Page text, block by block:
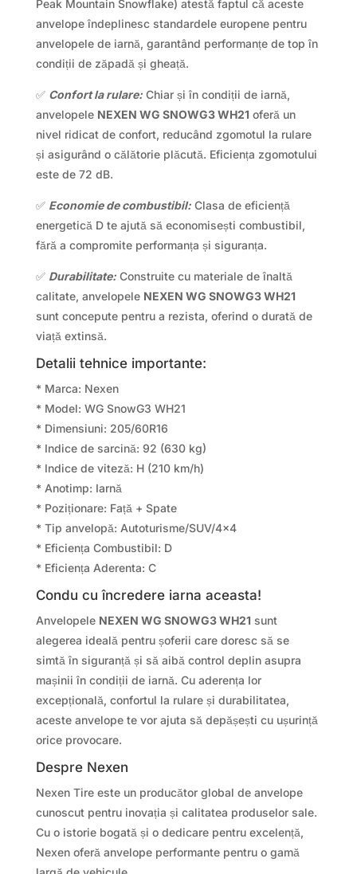
Peak Mountain Snowflake) atestă faptul că aceste
anvelope îndeplinesc standardele europene pentru
anvelopele de iarnă, garantând performanțe de top în
condiții de zăpadă și gheață.
✅ Confort la rulare:Chiar și în condiții de iarnă,
anvelopele NEXEN WG SNOWG3 WH21 oferă un
nivel ridicat de confort, reducând zgomotul la rulare
și asigurând o călătorie plăcută. Eficiența zgomotului
este de 72 dB.
✅ Economie de combustibil:Clasa de eficiență
energetică D te ajută să economisești combustibil,
fără a compromite performanța și siguranța.
✅ Durabilitate:Construite cu materiale de înaltă
calitate, anvelopele NEXEN WG SNOWG3 WH21
sunt concepute pentru a rezista, oferind o durată de
viață extinsă.
Detalii tehnice importante:
* Marca: Nexen
* Model: WG SnowG3 WH21
* Dimensiuni: 205/60R16
* Indice de sarcină: 92 (630 kg)
* Indice de viteză: H (210 km/h)
* Anotimp: Iarnă
* Poziționare: Față + Spate
* Tip anvelopă: Autoturisme/SUV/4×4
* Eficiența Combustibil: D
* Eficiența Aderenta: C
Condu cu încredere iarna aceasta!
Anvelopele NEXEN WG SNOWG3 WH21 sunt
alegerea ideală pentru șoferii care doresc să se
simtă în siguranță și să aibă control deplin asupra
mașinii în condiții de iarnă. Cu aderența lor
excepțională, confortul la rulare și durabilitatea,
aceste anvelope te vor ajuta să depășești cu ușurință
orice provocare.
Despre Nexen
Nexen Tire este un producător global de anvelope
cunoscut pentru inovația și calitatea produselor sale.
Cu o istorie bogată și o dedicare pentru excelență,
Nexen oferă anvelope performante pentru o gamă